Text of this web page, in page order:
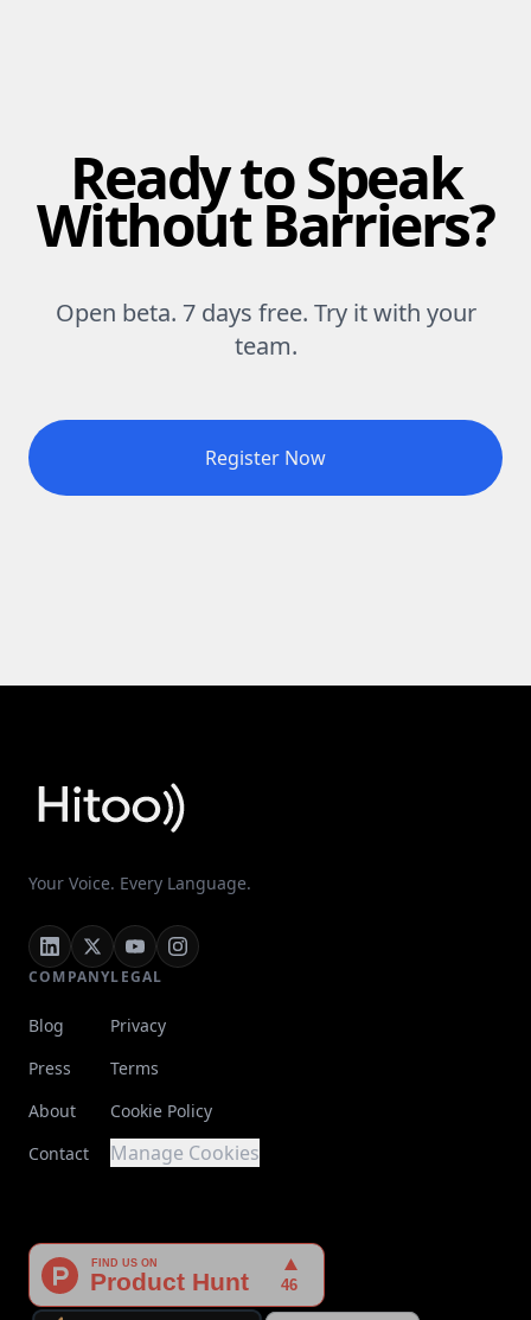
Ready to Speak
Without Barriers?
Open beta. 7 days free. Try it with your
team.
Register Now
Your Voice. Every Language.
COMPANY
Blog
Press
About
Contact
LEGAL
Privacy
Terms
Cookie Policy
Manage Cookies